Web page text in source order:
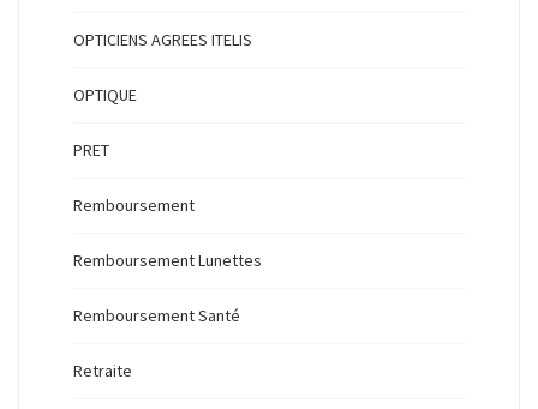
OPTICIENS AGREES ITELIS
OPTIQUE
PRET
Remboursement
Remboursement Lunettes
Remboursement Santé
Retraite